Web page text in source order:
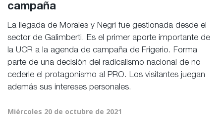
campaña
La llegada de Morales y Negri fue gestionada desde el
sector de Galimberti. Es el primer aporte importante de
la UCR a la agenda de campaña de Frigerio. Forma
parte de una decisión del radicalismo nacional de no
cederle el protagonismo al PRO. Los visitantes juegan
además sus intereses personales.
Miércoles 20 de octubre de 2021